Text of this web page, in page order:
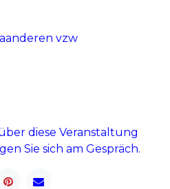
vzw
diese Veranstaltung
Sie sich am Gespräch.